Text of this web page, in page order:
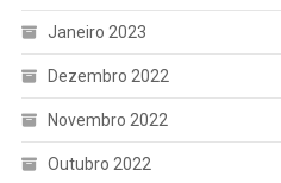
Janeiro 2023
Dezembro 2022
Novembro 2022
Outubro 2022